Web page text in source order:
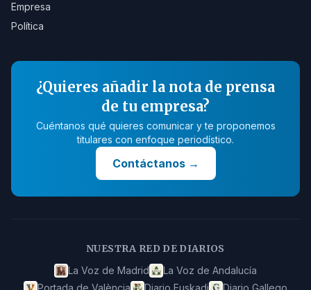
Empresa
Política
¿Quieres añadir la nota de prensa
de tu empresa?
Cuéntanos qué quieres comunicar y te proponemos
titulares con enfoque periodístico.
Contáctanos→
NUESTRA RED DE DIARIOS
La Voz de Madrid
La Voz de Andalucía
Portada de València
Diario Euskadi Diario Gallego